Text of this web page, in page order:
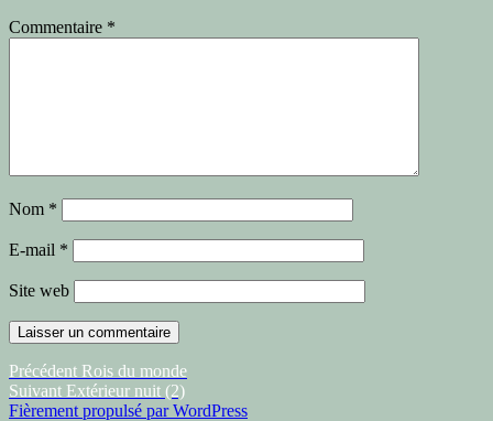
Commentaire *
Nom *
E-mail *
Site web
Navigation
de
Précédent Article
précédent :
Rois du monde
Suivant Article
suivant :
Extérieur nuit (2)
Fièrement propulsé par WordPress